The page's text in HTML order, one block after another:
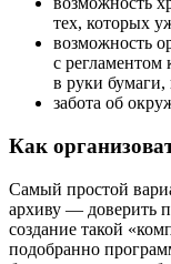
тех, которых
возможность
с
в руки бумаги,
забота об
Как
Самый простой
архиву — доверить
создание такой
подобранно